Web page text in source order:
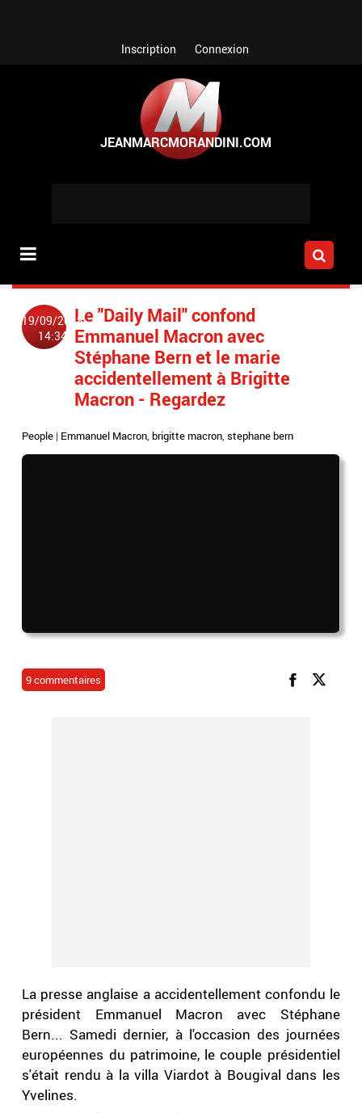
Inscription Connexion
19/09/2018
14:34
Le "Daily Mail" confond
Emmanuel Macron avec
Stéphane Bern et le marie
accidentellement à Brigitte
Macron - Regardez
People | Emmanuel Macron,brigitte macron,stephane bern
9 commentaires
La presse anglaise a accidentellement confondu le
président Emmanuel Macron avec Stéphane
Bern... Samedi dernier, à l'occasion des journées
européennes du patrimoine, le couple présidentiel
s'était rendu à la villa Viardot à Bougival dans les
Yvelines.